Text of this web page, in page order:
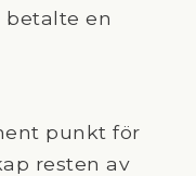
betalte en
punkt för
resten av